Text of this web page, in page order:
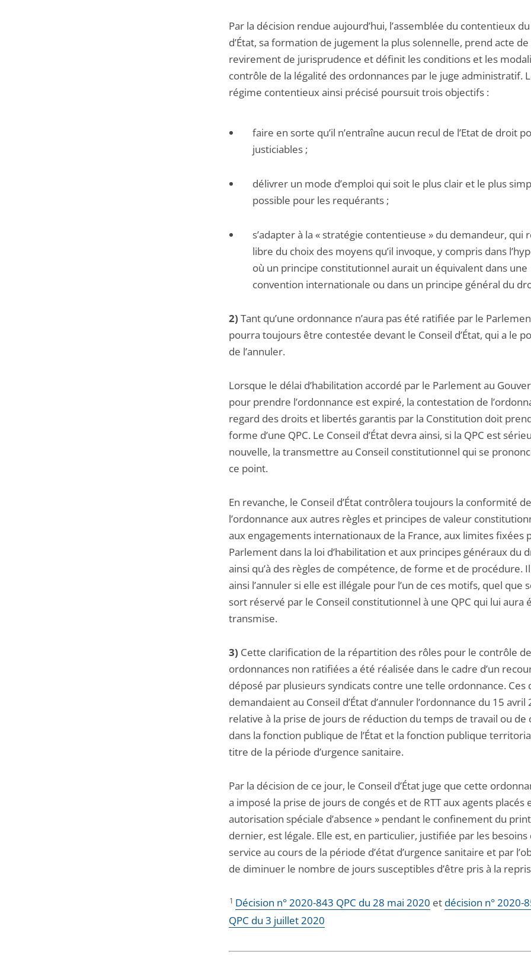
Par la décision rendue aujourd’hui, l’assemblée du contentieux
d’État, sa formation de jugement la plus solennelle, prend acte de
revirement de jurisprudence et définit les conditions et les
contrôle de la légalité des ordonnances par le juge administratif.
régime contentieux ainsi précisé poursuit trois objectifs :
faire en sorte qu’il n’entraîne aucun recul de l’Etat de droit
justiciables ;
délivrer un mode d’emploi qui soit le plus clair et le plus
possible pour les requérants ;
s’adapter à la « stratégie contentieuse » du demandeur, qui
libre du choix des moyens qu’il invoque, y compris dans
où un principe constitutionnel aurait un équivalent dans une
convention internationale ou dans un principe général du
2) Tant qu’une ordonnance n’aura pas été ratifiée par le
pourra toujours être contestée devant le Conseil d’État, qui a le
de l’annuler.
Lorsque le délai d’habilitation accordé par le Parlement au
pour prendre l’ordonnance est expiré, la contestation de
regard des droits et libertés garantis par la Constitution doit
forme d’une QPC. Le Conseil d’État devra ainsi, si la QPC est
nouvelle, la transmettre au Conseil constitutionnel qui se
ce point.
En revanche, le Conseil d’État contrôlera toujours la conformité de
l’ordonnance aux autres règles et principes de valeur
aux engagements internationaux de la France, aux limites fixées
Parlement dans la loi d’habilitation et aux principes généraux du
ainsi qu’à des règles de compétence, de forme et de procédure.
ainsi l’annuler si elle est illégale pour l’un de ces motifs, quel que
sort réservé par le Conseil constitutionnel à une QPC qui lui aura
transmise.
3) Cette clarification de la répartition des rôles pour le contrôle
ordonnances non ratifiées a été réalisée dans le cadre d’un
déposé par plusieurs syndicats contre une telle ordonnance. Ces
demandaient au Conseil d’État d’annuler l’ordonnance du 15 avril
relative à la prise de jours de réduction du temps de travail ou de
dans la fonction publique de l’État et la fonction publique
titre de la période d’urgence sanitaire.
Par la décision de ce jour, le Conseil d’État juge que cette
a imposé la prise de jours de congés et de RTT aux agents placés
autorisation spéciale d’absence » pendant le confinement du
dernier, est légale. Elle est, en particulier, justifiée par les besoins
service au cours de la période d’état d’urgence sanitaire et par
de diminuer le nombre de jours susceptibles d’être pris à la
1 Décision n° 2020-843 QPC du 28 mai 2020 et décision n° 2020-
QPC du 3 juillet 2020